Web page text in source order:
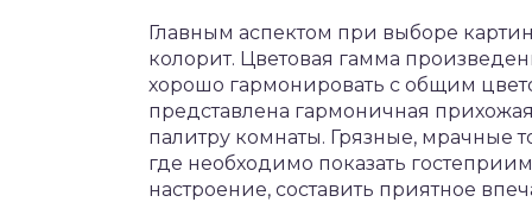
Главным аспектом при выборе
колорит. Цветовая гамма
хорошо гармонировать с общим
представлена гармоничная
палитру комнаты. Грязные, мрачные
где необходимо показать
настроение, составить приятное